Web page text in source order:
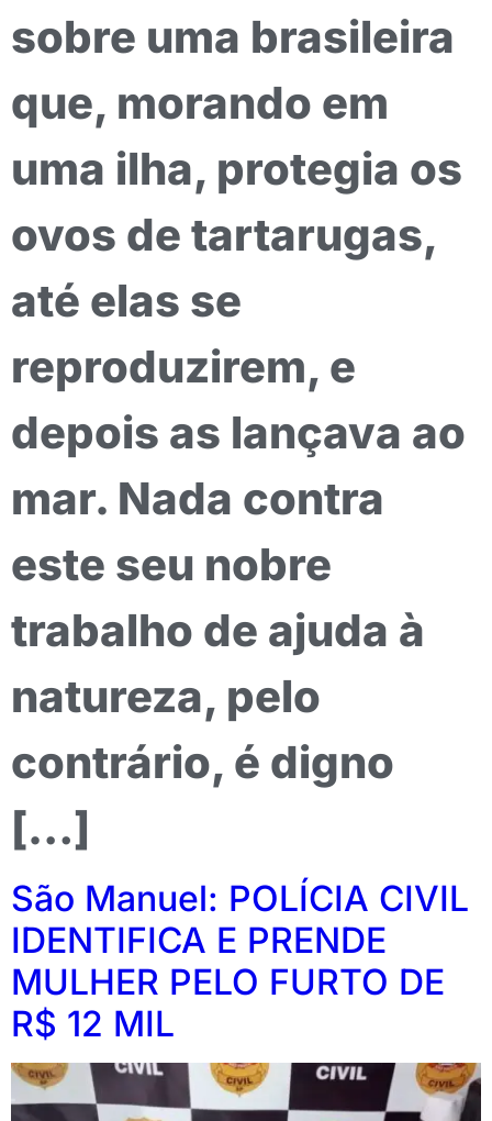
sobre uma brasileira
que, morando em
uma ilha, protegia os
ovos de tartarugas,
até elas se
reproduzirem, e
depois as lançava ao
mar. Nada contra
este seu nobre
trabalho de ajuda à
natureza, pelo
contrário, é digno
[…]
São Manuel: POLÍCIA CIVIL
IDENTIFICA E PRENDE
MULHER PELO FURTO DE
R$ 12 MIL